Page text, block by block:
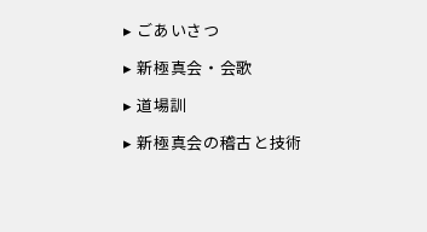
ごあいさつ
新極真会・会歌
道場訓
新極真会の稽古と技術